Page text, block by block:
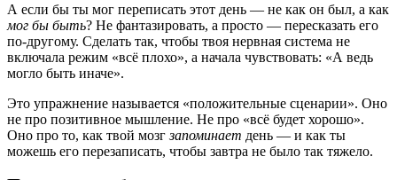
А если бы ты мог переписать этот день — не как он был, а как
мог бы быть? Не фантазировать, а просто — пересказать его
по-другому. Сделать так, чтобы твоя нервная система не
включала режим «всё плохо», а начала чувствовать: «А ведь
могло быть иначе».
Это упражнение называется «положительные сценарии». Оно
не про позитивное мышление. Не про «всё будет хорошо».
Оно про то, как твой мозгзапоминает день — и как ты
можешь его перезаписать, чтобы завтра не было так тяжело.